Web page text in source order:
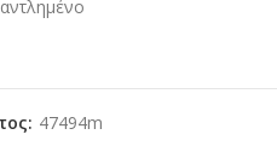
47494m